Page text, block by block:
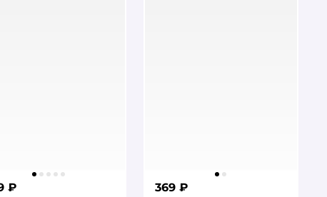
₽ 369 ₽